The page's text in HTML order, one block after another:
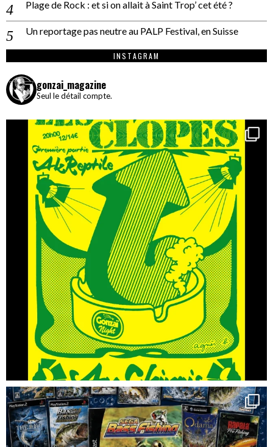
Plage de Rock : et si on allait à Saint Trop’ cet été ?
Un reportage pas neutre au PALP Festival, en Suisse
INSTAGRAM
gonzai_magazine
Seul le détail compte.